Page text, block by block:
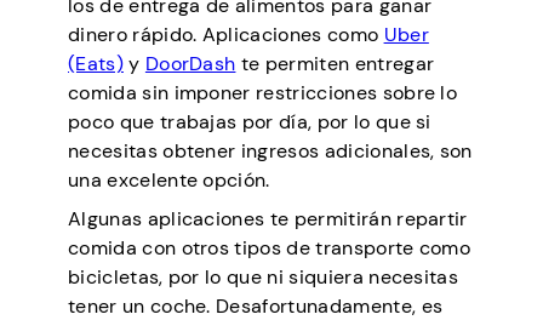
los de entrega de alimentos para ganar
dinero rápido. Aplicaciones como Uber
(Eats)y DoorDash te permiten entregar
comida sin imponer restricciones sobre lo
poco que trabajas por día, por lo que si
necesitas obtener ingresos adicionales, son
una excelente opción.
Algunas aplicaciones te permitirán repartir
comida con otros tipos de transporte como
bicicletas, por lo que ni siquiera necesitas
tener un coche. Desafortunadamente, es